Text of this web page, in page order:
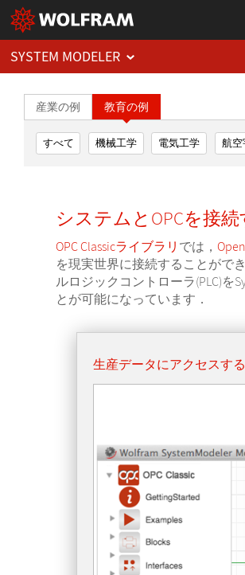
SYSTEM MODELER
産業の例 教育の例
すべて 機械工学 電気工学 航空
システムとOPCを接続
OPC Classicライブラリ では，
を現実世界に接続することがで
ルロジックコントローラ(PLC)を
とが可能になっています．
生産データにアクセスする